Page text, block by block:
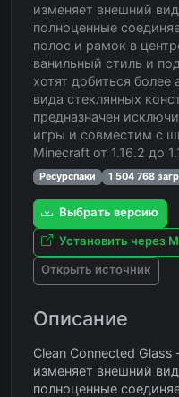
изменяет внешний
полноценные
полос и рамок в
ванильный стиль и
хотят добиться более
вида стеклянных
предназначен
игры и совместим с
Minecraft от 1.16.2 до
Ресурспаки 1 504 768
Выбрать версию
Установить через
Открыть источник
Описание
Clean Connected
изменяет внешний
полноценные